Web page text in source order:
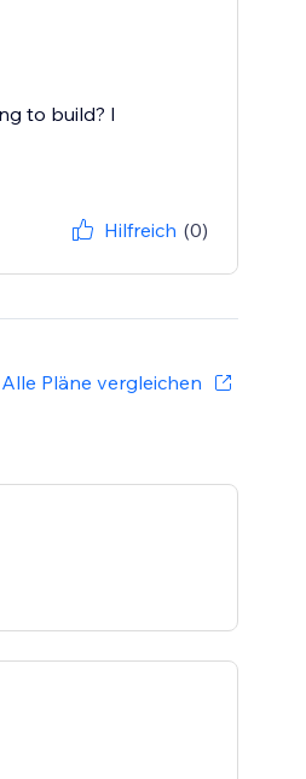
to build? I
Hilfreich (0)
Alle Pläne vergleichen